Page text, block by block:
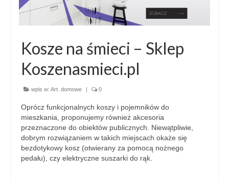
Kosze na śmieci – Sklep
Koszenasmieci.pl
wpis w: Art. domowe | 0
Oprócz funkcjonalnych koszy i pojemników do
mieszkania, proponujemy również akcesoria
przeznaczone do obiektów publicznych. Niewątpliwie,
dobrym rozwiązaniem w takich miejscach okaże się
bezdotykowy kosz (otwierany za pomocą nożnego
pedału), czy elektryczne suszarki do rąk.